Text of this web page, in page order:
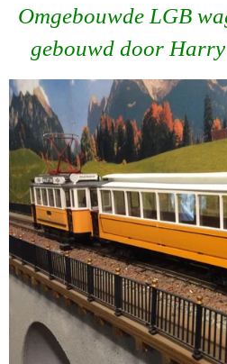
Omgebouwde LGB
gebouwd door